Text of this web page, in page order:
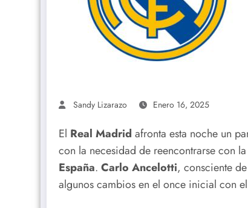
Sandy Lizarazo Enero 16, 2025
El Real Madrid afronta esta noche un
con la necesidad de reencontrarse con
España. Carlo Ancelotti, consciente
algunos cambios en el once inicial con